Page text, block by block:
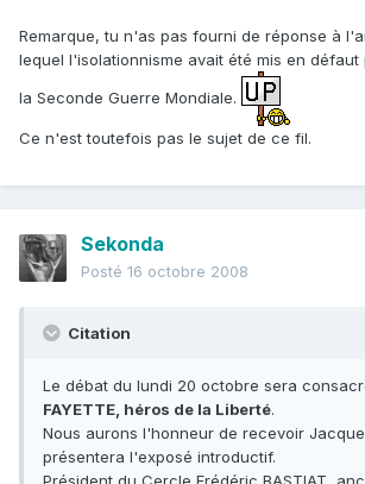
Remarque, tu n'as pas fourni de réponse à
lequel l'isolationnisme avait été mis en
la Seconde Guerre Mondiale.
Ce n'est toutefois pas le sujet de ce fil.
Sekonda
Posté 16 octobre 2008
Citation
Le débat du lundi 20 octobre sera
FAYETTE, héros de la Liberté.
Nous aurons l'honneur de recevoir
présentera l'exposé introductif.